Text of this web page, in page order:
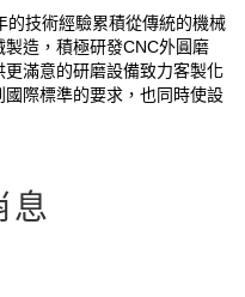
的技術經驗累積從傳統的機械
造，積極研發CNC外圓磨
滿意的研磨設備致力客製化
際標準的要求，也同時使設
息